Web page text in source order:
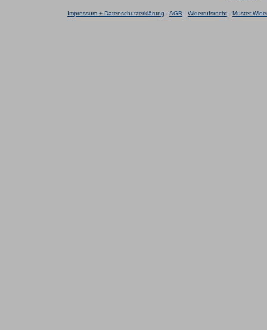
Impressum + Datenschutzerklärung -AGB - Widerrufsrecht - Muster-